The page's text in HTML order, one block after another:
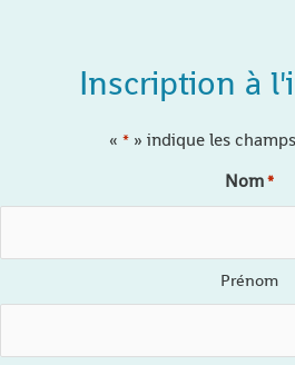
Inscription à
« * » indique les
Nom*
Prénom